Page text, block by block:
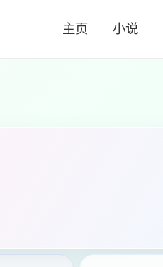
主页 小说